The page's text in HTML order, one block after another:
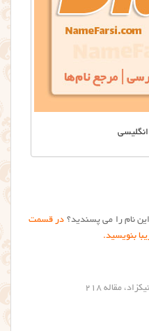
انگلیسی
نام را می پسندید؟ در قسمت
بنویسید.
مقاله ۲۱۸